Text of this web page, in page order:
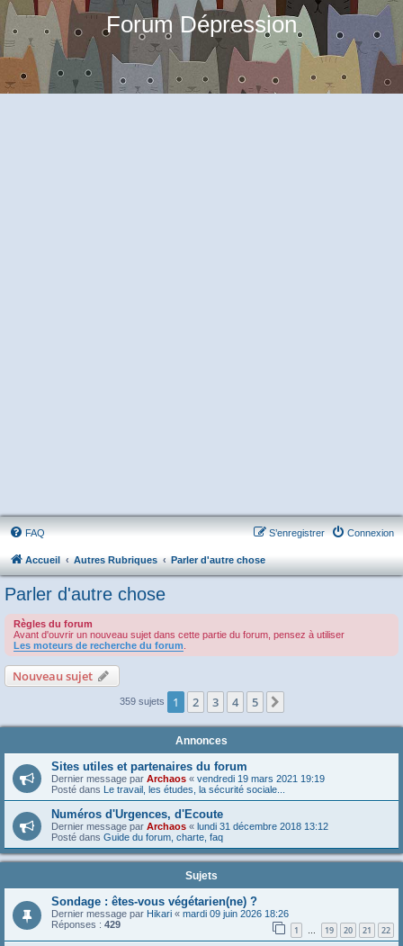
Forum Dépression
FAQ Connexion
S’enregistrer
Accueil Autres Rubriques Parler d'autre chose
Parler d'autre chose
Règles du forum
Avant d'ouvrir un nouveau sujet dans cette partie du forum, pensez à utiliser
Les moteurs de recherche du forum
Nouveau sujet
359 sujets 1 2 3 4 5
Annonces
Sites utiles et partenaires du forum
Dernier message par Archaos « vendredi 19 mars 2021 19:19
Posté dans Le travail, les études, la sécurité sociale...
Numéros d'Urgences, d'Ecoute
Dernier message par Archaos « lundi 31 décembre 2018 13:12
Posté dans Guide du forum, charte, faq
Sujets
Sondage : êtes-vous végétarien(ne) ?
Dernier message par Hikari « mardi 09 juin 2026 18:26
Réponses : 429 1 … 19 20 21 22